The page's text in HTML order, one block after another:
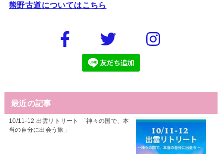
熊野古道についてはこちら
最近の記事
10/11-12 出雲リトリート 「神々の国で、本
当の自分に出会う旅」